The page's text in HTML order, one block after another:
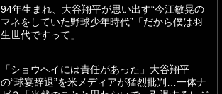
94年生まれ、大谷翔平が思い出す“今江敏晃の
マネをしていた野球少年時代”「だから僕は羽
生世代ですって」
「ショウヘイには責任があった」大谷翔平
の“球宴辞退”を米メディアが猛烈批判…一体ナ